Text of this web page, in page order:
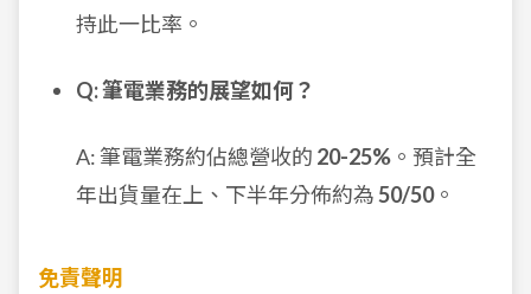
持此一比率。
Q: 筆電業務的展望如何？
A: 筆電業務約佔總營收的 20-25% 。預計全
年出貨量在上、下半年分佈約為50/50。
免責聲明